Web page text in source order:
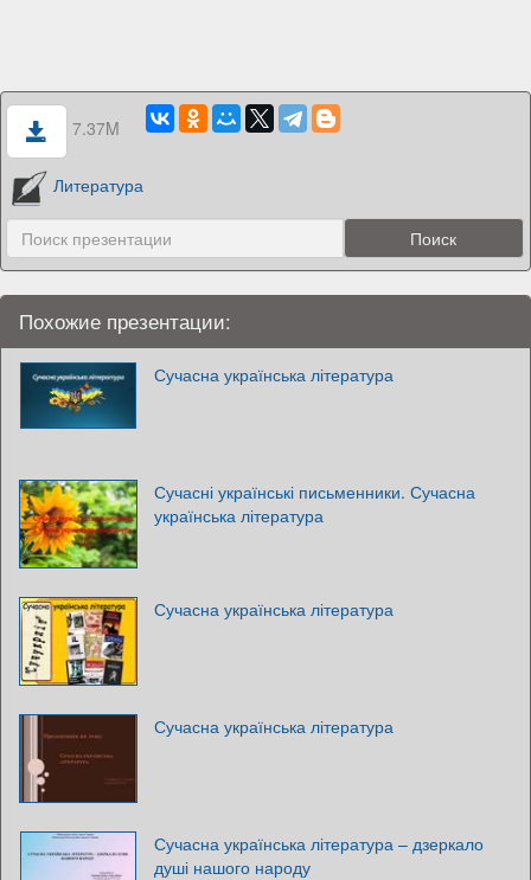
7.37M
Литература
Похожие презентации:
Сучасна українська література
Сучасні українські письменники. Сучасна
українська література
Сучасна українська література
Сучасна українська література
Сучасна українська література – дзеркало
душі нашого народу